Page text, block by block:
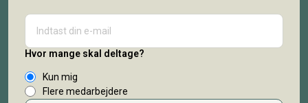
Hvor mange skal deltage?
Kun mig
Flere medarbejdere